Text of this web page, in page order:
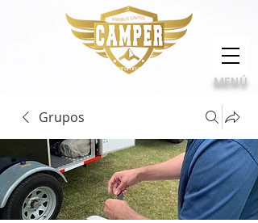
Calidad, compromiso e innovación
MENÚ
Grupos